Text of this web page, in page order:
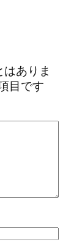
ありま
目です